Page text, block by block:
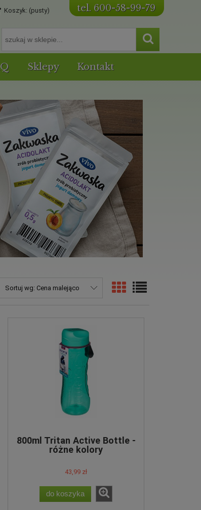
tel. 600-58-99-79
Koszyk: (pusty)
Sklepy Kontakt
Sortuj wg: Cena malejąco
800ml Tritan Active Bottle -
różne kolory
43,99 zł
do koszyka